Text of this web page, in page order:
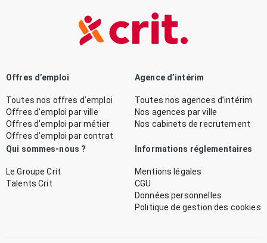
Offres d’emploi
Toutes nos offres d’emploi
Offres d’emploi par ville
Offres d’emploi par métier
Offres d’emploi par contrat
Agence d’intérim
Toutes nos agences d’intérim
Nos agences par ville
Nos cabinets de recrutement
Qui sommes-nous ?
Le Groupe Crit
Talents Crit
Informations réglementaires
Mentions légales
CGU
Données personnelles
Politique de gestion des cookies